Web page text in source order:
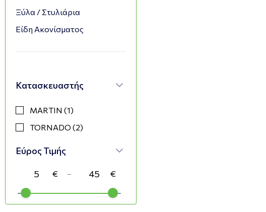
Ξύλα / Στυλιάρια
Είδη Ακονίσματος
Κατασκευαστής
MARTIN (1)
TORNADO (2)
Εύρος Τιμής
−